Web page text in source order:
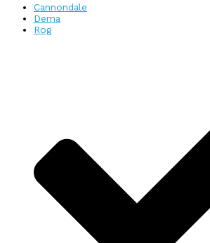
Cannondale
Dema
Rog